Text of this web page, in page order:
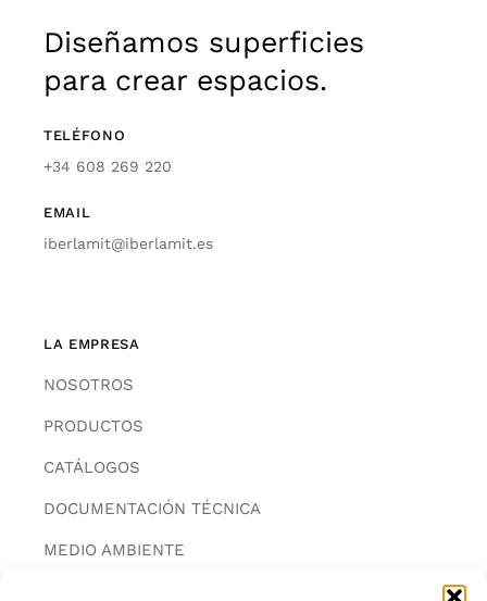
Diseñamos superficies
para crear espacios.
TELÉFONO
+34 608 269 220
EMAIL
iberlamit@iberlamit.es
LA EMPRESA
NOSOTROS
PRODUCTOS
CATÁLOGOS
DOCUMENTACIÓN TÉCNICA
MEDIO AMBIENTE